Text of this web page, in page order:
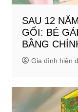
SAU 12
GỐI: BÉ
BẰNG
Gia đình hiện